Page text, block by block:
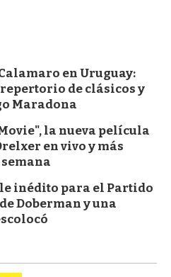
en Uruguay:
de clásicos y
Maradona
la nueva película
en vivo y más
inédito para el Partido
Doberman y una